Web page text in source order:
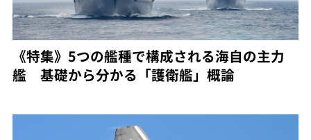
《特集》5つの艦種で構成される海自の主力
艦 基礎から分かる「護衛艦」概論